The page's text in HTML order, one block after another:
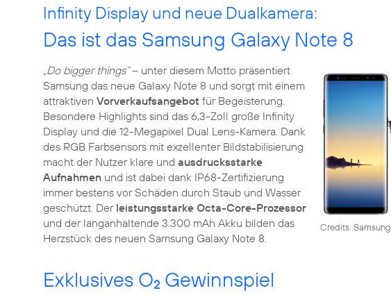
Infinity Display und neue Dualkamera:
Das ist das Samsung Galaxy Note 8
Credits: Samsung
„Do bigger things“– unter diesem Motto präsentiert
Samsung das neue Galaxy Note 8 und sorgt mit einem
attraktiven Vorverkaufsangebot für Begeisterung.
Besondere Highlights sind das 6,3-Zoll große Infinity
Display und die 12-Megapixel Dual Lens-Kamera. Dank
des RGB Farbsensors mit exzellenter Bildstabilisierung
macht der Nutzer klare und ausdrucksstarke
Aufnahmen und ist dabei dank IP68-Zertifizierung
immer bestens vor Schäden durch Staub und Wasser
geschützt. Der leistungsstarke Octa-Core-Prozessor
und der langanhaltende 3.300 mAh Akku bilden das
Herzstück des neuen Samsung Galaxy Note 8.
Exklusives O2 Gewinnspiel